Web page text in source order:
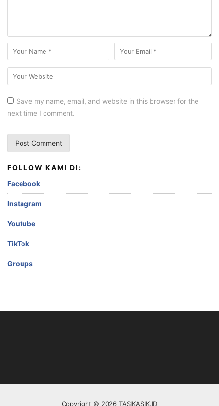
Save my name, email, and website in this browser for the
next time I comment.
FOLLOW KAMI DI:
Facebook
Instagram
Youtube
TikTok
Groups
Copyright © 2026 TASIKASIK.ID